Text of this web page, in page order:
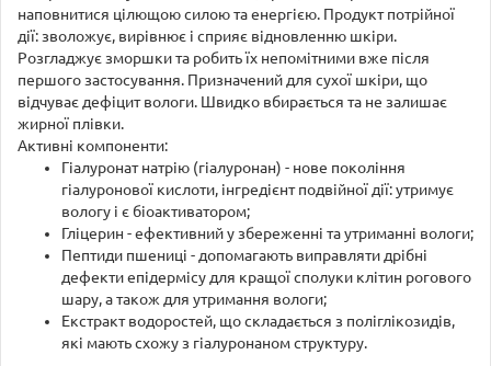
наповнитися цілющою силою та енергією. Продукт потрійної
дії: зволожує, вирівнює і сприяє відновленню шкіри.
Розгладжує зморшки та робить їх непомітними вже після
першого застосування. Призначений для сухої шкіри, що
відчуває дефіцит вологи. Швидко вбирається та не залишає
жирної плівки.
Активні компоненти:
Гіалуронат натрію (гіалуронан) - нове покоління
гіалуронової кислоти, інгредієнт подвійної дії: утримує
вологу і є біоактиватором;
Гліцерин - ефективний у збереженні та утриманні вологи;
Пептиди пшениці - допомагають виправляти дрібні
дефекти епідермісу для кращої сполуки клітин рогового
шару, а також для утримання вологи;
Екстракт водоростей, що складається з поліглікозидів,
які мають схожу з гіалуронаном структуру.